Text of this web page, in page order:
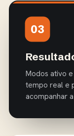
03
Modos ativo
tempo real e
acompanhar